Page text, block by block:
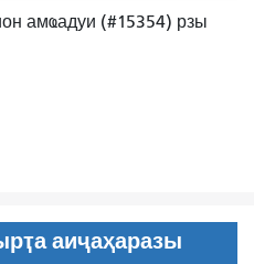
амҩадуи (#15354) рзы
аиҷаҳаразы